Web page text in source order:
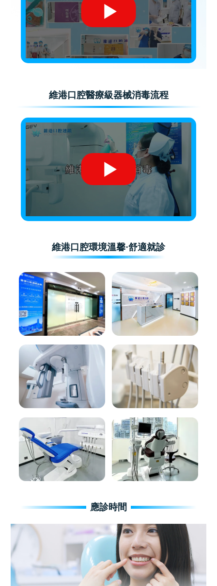
維港口腔醫療級器械消毒流程
維港口腔環境溫馨·舒適就診
應診時間